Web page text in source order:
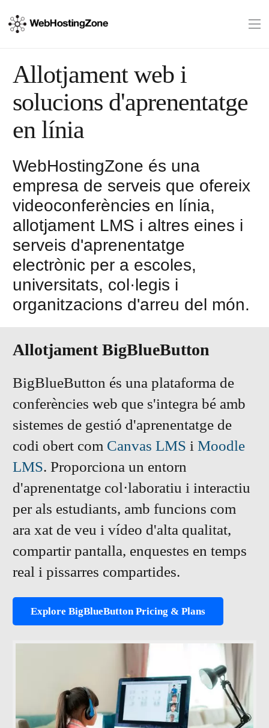
Allotjament web i
solucions d'aprenentatge
en línia
WebHostingZone és una
empresa de serveis que ofereix
videoconferències en línia,
allotjament LMS i altres eines i
serveis d'aprenentatge
electrònic per a escoles,
universitats, col·legis i
organitzacions d'arreu del món.
Allotjament BigBlueButton
BigBlueButton és una plataforma de
conferències web que s'integra bé amb
sistemes de gestió d'aprenentatge de
codi obert com Canvas LMS i Moodle
LMS. Proporciona un entorn
d'aprenentatge col·laboratiu i interactiu
per als estudiants, amb funcions com
ara xat de veu i vídeo d'alta qualitat,
compartir pantalla, enquestes en temps
real i pissarres compartides.
Explore BigBlueButton Pricing & Plans